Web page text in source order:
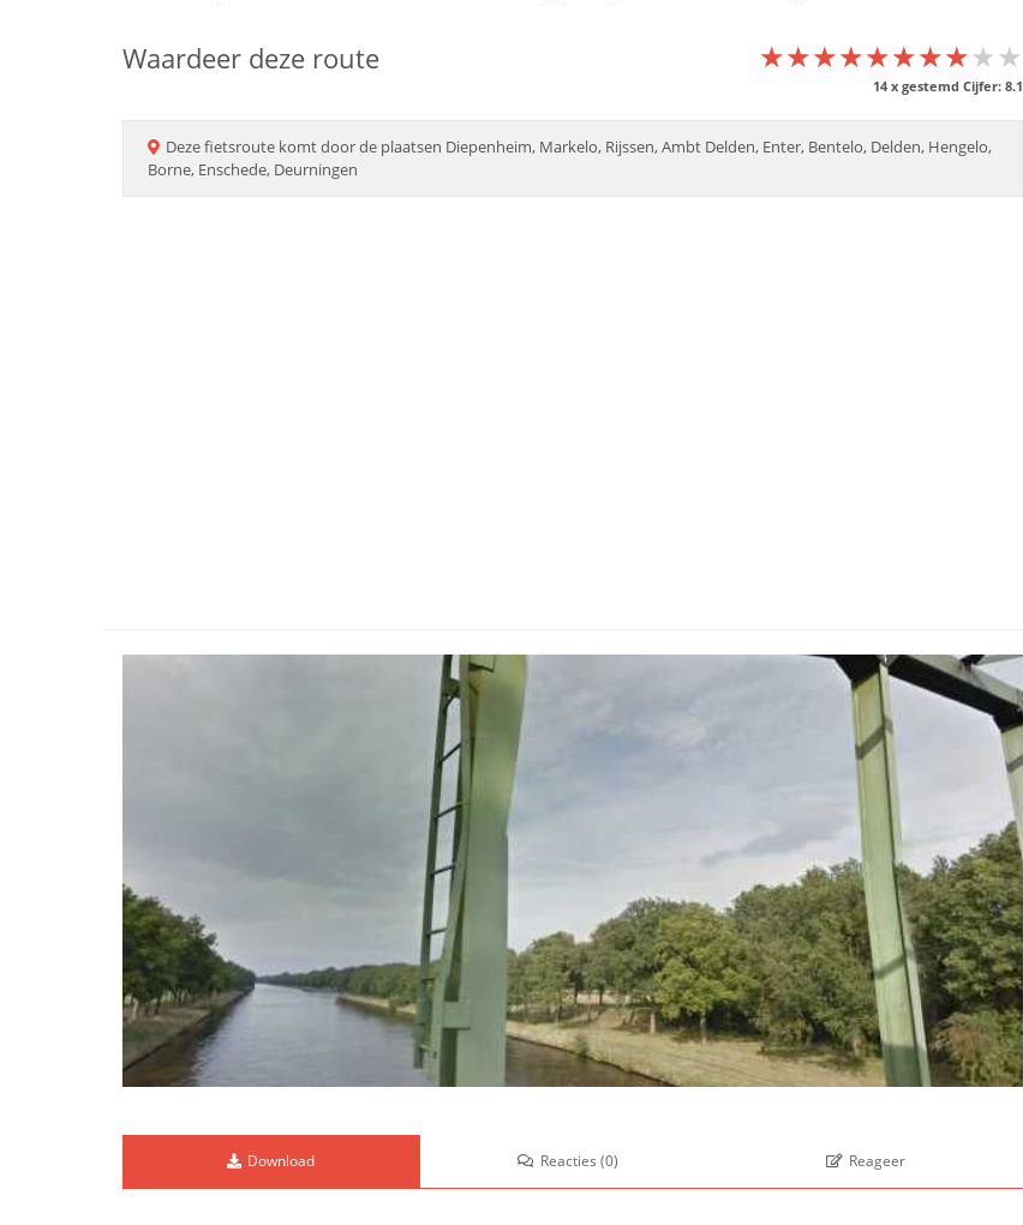
Waardeer deze route ★★★★★★★★★★
★★★★★★★★★★
★★★★★★★★★★
14x gestemd Cijfer: 8.1
Dezefietsroute komt door de plaatsen Diepenheim, Markelo, Rijssen, Ambt Delden, Enter, Bentelo, Delden, Hengelo,
Borne, Enschede, Deurningen
Download Reacties(0) Reageer